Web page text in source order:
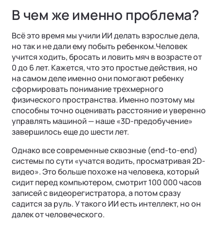
Ли Л9 | Li L9
Флагманский 6-местный кроссовер
ОТ 9 650 000 ₽
В чем же именно проблема?
Всё это время мы учили ИИ делать взрослые дела,
но так и не дали ему побыть ребенком.Человек
учится ходить, бросать и ловить мяч в возрасте от
0 до 6 лет. Кажется, что это простые действия, но
на самом деле именно они помогают ребенку
сформировать понимание трехмерного
физического пространства. Именно поэтому мы
способны точно оценивать расстояние и уверенно
управлять машиной — наше «3D-предобучение»
завершилось еще до шести лет.
Однако все современные сквозные (end-to-end)
системы по сути «учатся водить, просматривая 2D-
видео». Это больше похоже на человека, который
сидит перед компьютером, смотрит 100 000 часов
записей с видеорегистратора, а потом сразу
садится за руль. У такого ИИ есть интеллект, но он
далек от человеческого.